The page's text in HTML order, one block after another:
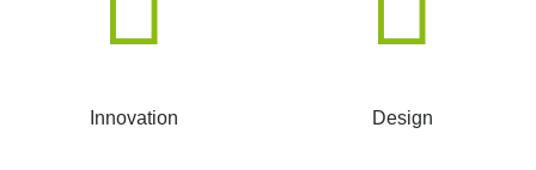
Innovation Design